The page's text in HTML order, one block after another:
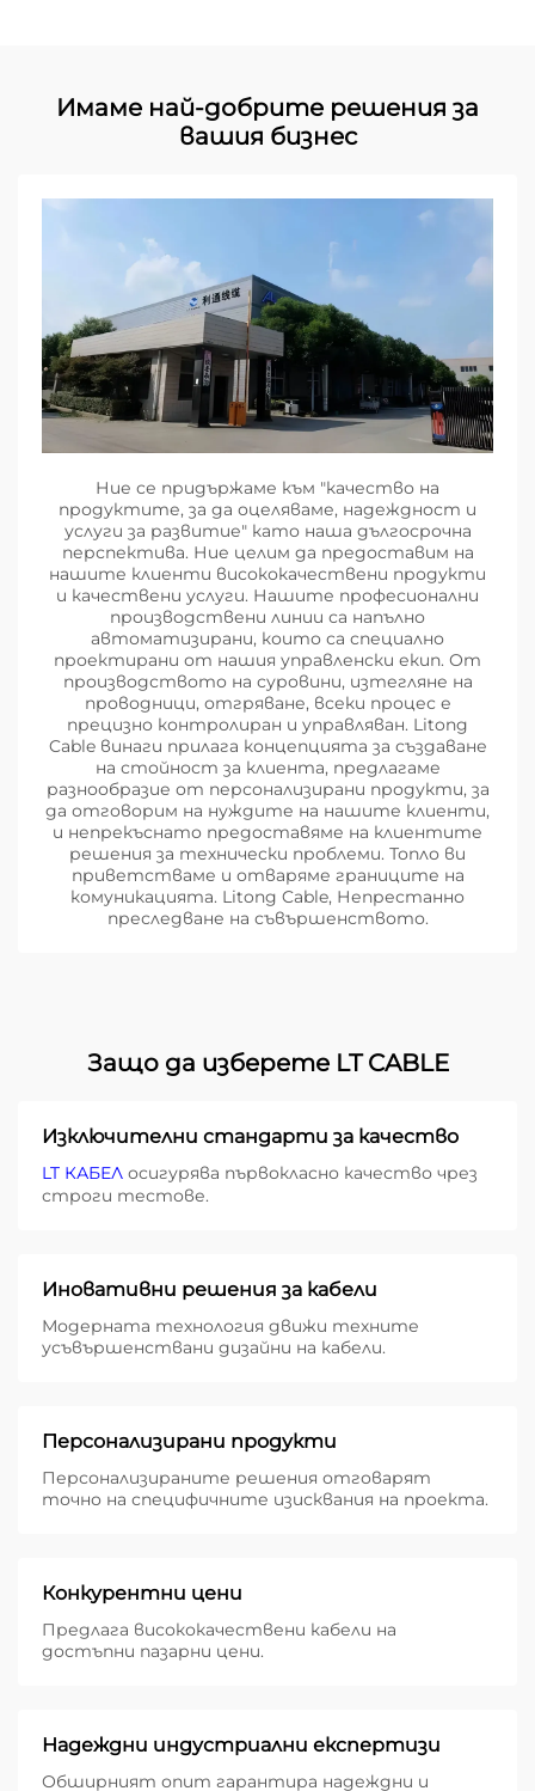
Имаме най-добрите решения за
вашия бизнес
Ние се придържаме към "качество на
продуктите, за да оцеляваме, надеждност и
услуги за развитие" като наша дългосрочна
перспектива. Ние целим да предоставим на
нашите клиенти висококачествени продукти
и качествени услуги. Нашите професионални
производствени линии са напълно
автоматизирани, които са специално
проектирани от нашия управленски екип. От
производството на суровини, изтегляне на
проводници, отгряване, всеки процес е
прецизно контролиран и управляван. Litong
Cable винаги прилага концепцията за създаване
на стойност за клиента, предлагаме
разнообразие от персонализирани продукти, за
да отговорим на нуждите на нашите клиенти,
и непрекъснато предоставяме на клиентите
решения за технически проблеми. Топло ви
приветстваме и отваряме границите на
комуникацията. Litong Cable, Непрестанно
преследване на съвършенството.
Защо да изберете LT CABLE
Изключителни стандарти за качество
LT КАБЕЛ осигурява първокласно качество чрез
строги тестове.
Иновативни решения за кабели
Модерната технология движи техните
усъвършенствани дизайни на кабели.
Персонализирани продукти
Персонализираните решения отговарят
точно на специфичните изисквания на проекта.
Конкурентни цени
Предлага висококачествени кабели на
достъпни пазарни цени.
Надеждни индустриални експертизи
Обширният опит гарантира надеждни и